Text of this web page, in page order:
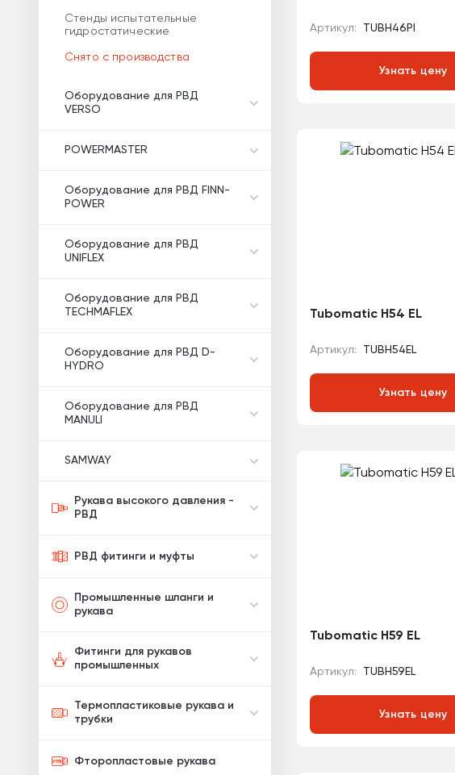
Стенды испытательные
гидростатические
Снято с производства
Оборудование для РВД
VERSO
POWERMASTER
Оборудование для РВД FINN-
POWER
Оборудование для РВД
UNIFLEX
Оборудование для РВД
TECHMAFLEX
Оборудование для РВД D-
HYDRO
Оборудование для РВД
MANULI
SAMWAY
Рукава высокого давления -
РВД
РВД фитинги и муфты
Промышленные шланги и
рукава
Фитинги для рукавов
промышленных
Термопластиковые рукава и
трубки
Фторопластовые рукава
Артикул: TUBH46PI
Узнать цену
Tubomatic H54 EL
Артикул: TUBH54EL
Узнать цену
Tubomatic H59 EL
Артикул: TUBH59EL
Узнать цену